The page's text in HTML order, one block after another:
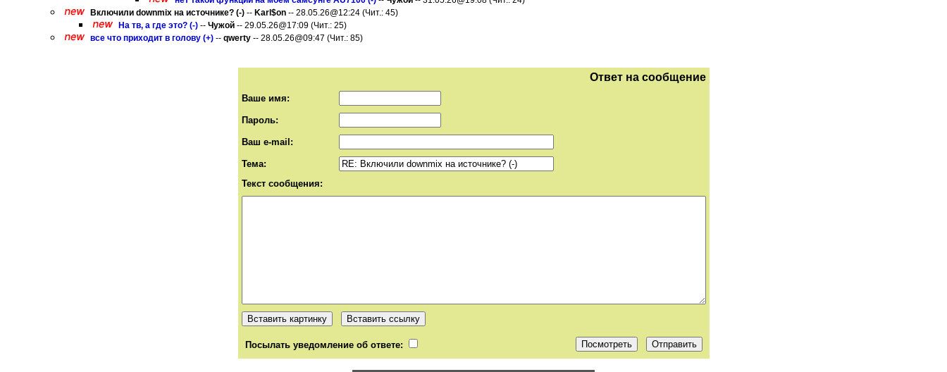
Включили downmix на источнике? (-) -- Karl$on -- 28.05.26@12:24 (Чит.: 45)
На тв, а где это? (-) -- Чужой -- 29.05.26@17:09 (Чит.: 25)
все что приходит в голову (+) -- qwerty -- 28.05.26@09:47 (Чит.: 85)
Ответ на сообщение
Ваше имя:
Пароль:
Ваш e-mail:
Тема:
Текст сообщения:
Посылать уведомление об ответе: